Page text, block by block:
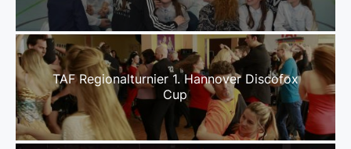
TAF Regionalturnier 1. Hannover Discofox
Cup